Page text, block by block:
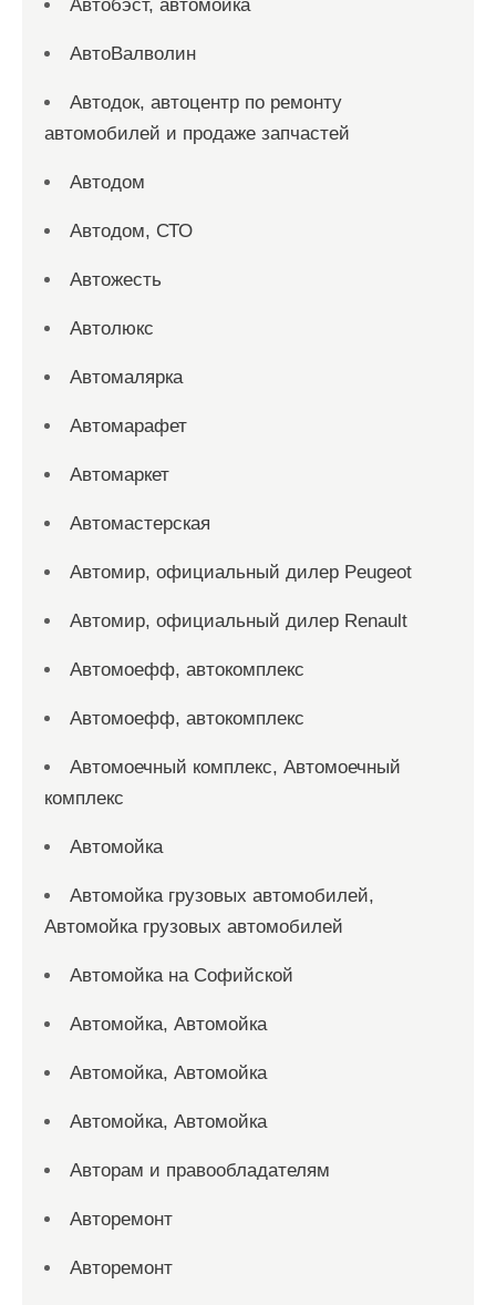
Автобэст, автомойка
АвтоВалволин
Автодок, автоцентр по ремонту
автомобилей и продаже запчастей
Автодом
Автодом, СТО
Автожесть
Автолюкс
Автомалярка
Автомарафет
Автомаркет
Автомастерская
Автомир, официальный дилер Peugeot
Автомир, официальный дилер Renault
Автомоефф, автокомплекс
Автомоефф, автокомплекс
Автомоечный комплекс, Автомоечный
комплекс
Автомойка
Автомойка грузовых автомобилей,
Автомойка грузовых автомобилей
Автомойка на Софийской
Автомойка, Автомойка
Автомойка, Автомойка
Автомойка, Автомойка
Авторам и правообладателям
Авторемонт
Авторемонт